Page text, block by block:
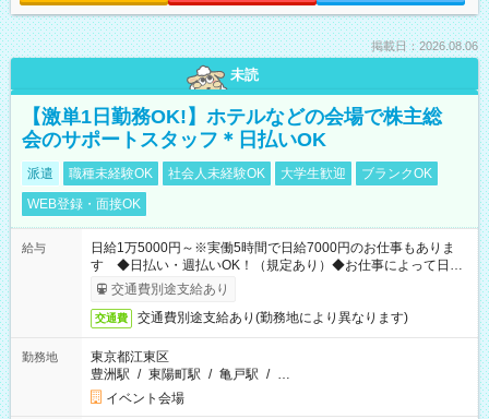
掲載日：2026.08.06
未読
【激単1日勤務OK!】ホテルなどの会場で株主総
会のサポートスタッフ＊日払いOK
派遣 職種未経験OK 社会人未経験OK 大学生歓迎
ブランクOK
WEB登録・面接OK
給与
日給1万5000円～※実働5時間で日給7000円のお仕事もありま
す ◆日払い・週払いOK！（規定あり）◆お仕事によって日給
も異なります
交通費別途支給あり
交通費 交通費別途支給あり(勤務地により異なります)
勤務地
東京都江東区
豊洲駅 / 東陽町駅 / 亀戸駅 / …
イベント会場